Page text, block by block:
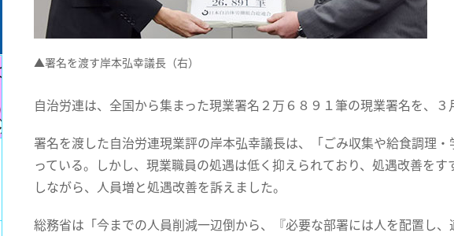
▲署名を渡す岸本弘幸議長（右）
自治労連は、全国から集まった現業署名２万６８９１筆の現業署名を、３
署名を渡した自治労連現業評の岸本弘幸議長は、「ごみ収集や給食調理
っている。しかし、現業職員の処遇は低く抑えられており、処遇改善を
しながら、人員増と処遇改善を訴えました。
総務省は「今までの人員削減一辺倒から、『必要な部署には人を配置し、